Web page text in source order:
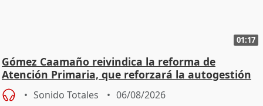
01:17
Gómez Caamaño reivindica la reforma de
Atención Primaria, que reforzará la autogestión
Sonido Totales 06/08/2026